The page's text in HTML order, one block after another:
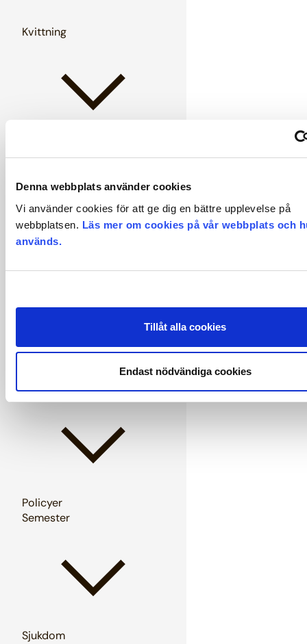
Denna webbplats använder cookies
Vi använder cookies för att ge dig en bättre upplevelse på
webbplatsen. Läs mer om cookies på vår webbplats och
används.
Tillåt alla cookies
Endast nödvändiga cookies
Kvittning
Löner
Policyer
Semester
Sjukdom